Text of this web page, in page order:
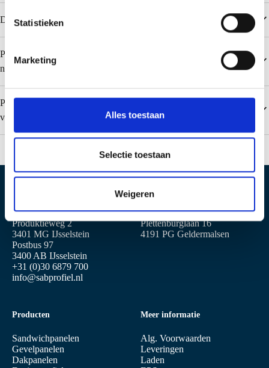
m
m
i
l
c
Statistieken
Marketing
Alles toestaan
Selectie toestaan
Weigeren
Downloads
Populaire kleuren Colorcoat PE 25 / Polyester (0,50 en 0,63 mm
niet voor dakplaten)
Populaire kleuren Colorcoat HPS200 Ultra (0,50 en 0,63 mm niet
voor dakplaten)
Produktieweg 2
3401 MG IJsselstein
Postbus 97
3400 AB IJsselstein
+31 (0)30 6879 700
info@sabprofiel.nl
Producten
Sandwichpanelen
Gevelpanelen
Dakpanelen
Meer informatie
Alg. Voorwaarden
Leveringen
Laden
Locatie Geldermalsen
Plettenburglaan 16
4191 PG Geldermalsen